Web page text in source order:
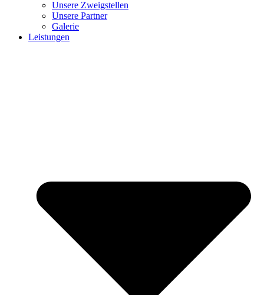
Unsere Zweigstellen
Unsere Partner
Galerie
Leistungen